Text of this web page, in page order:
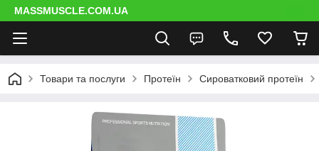
MASSMUSCLE.COM.UA
Товари та послуги Протеїн Сироватковий протеїн